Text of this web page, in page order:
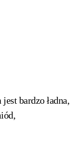
bardzo ładna,